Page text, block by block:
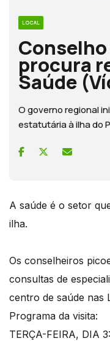
LOCAL
procura
Saúde
O governo regional
estatutária à ilha do
A saúde é o setor
ilha.
Os conselheiros
consultas de
centro de saúde nas
Programa da visita:
TERÇA-FEIRA, DIA 3: